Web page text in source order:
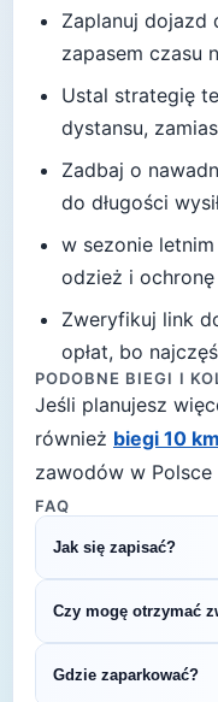
Zaplanuj dojazd
zapasem czasu
Ustal strategię
dystansu,
Zadbaj o
do długości
w sezonie
odzież i ochronę
Zweryfikuj link
opłat, bo
PODOBNE BIEGI I
Jeśli planujesz
również biegi 10 km
zawodów w Polsce
FAQ
Jak się zapisać?
przejść do strony
rejestracyjnym.
Czy mogę otrzymać
regulamin biegu
Gdzie zaparkować?